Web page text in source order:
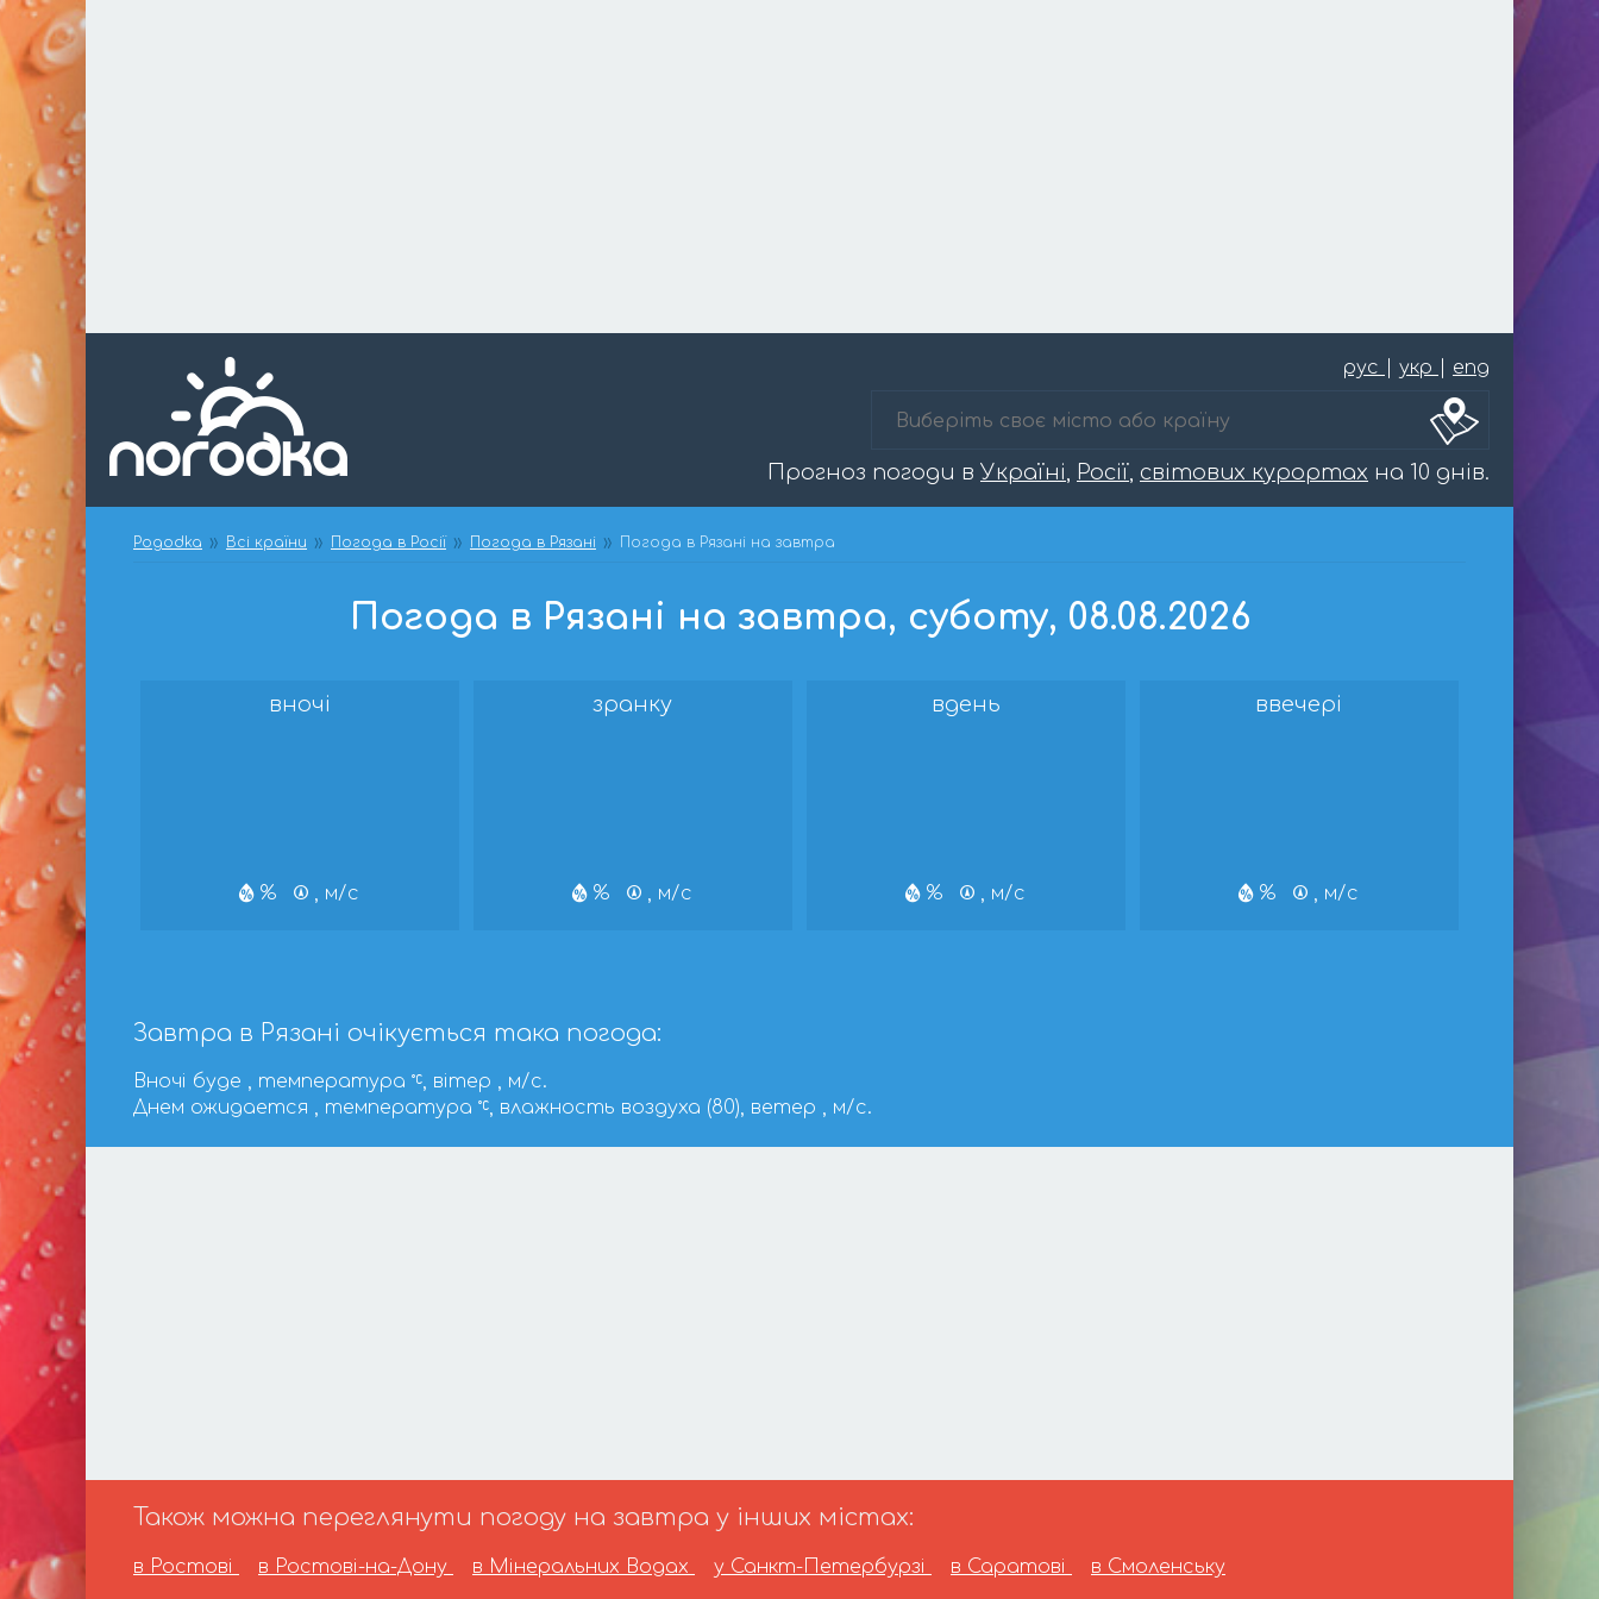
рус укр eng
Прогноз погоди в Україні, Росії, світових курортах на 10 днів.
Pogodka Всі країни Погода в Росії Погода в Рязані Погода в Рязані на завтра
Погода в Рязані на завтра, суботу, 08.08.2026
вночі
% , м/с
зранку
% , м/с
вдень
% , м/с
ввечері
% , м/с
Завтра в Рязані очікується така погода:
Вночі буде , температура
, вітер , м/с.
Днем ожидается , температура
, влажность воздуха (80), ветер , м/с.
Також можна переглянути погоду на завтра у інших містах:
в Ростові в Ростові-на-Дону в Мінеральних Водах у Санкт-Петербурзі в Саратові в Смоленську